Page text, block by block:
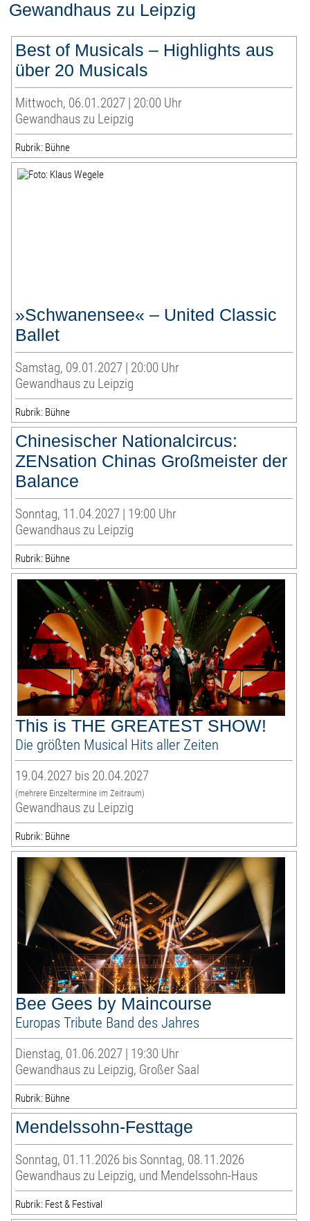
Gewandhaus zu Leipzig
Best of Musicals – Highlights aus
über 20 Musicals
Mittwoch, 06.01.2027 | 20:00 Uhr
Gewandhaus zu Leipzig
Rubrik: Bühne
»Schwanensee« – United Classic
Ballet
Samstag, 09.01.2027 | 20:00 Uhr
Gewandhaus zu Leipzig
Rubrik: Bühne
Chinesischer Nationalcircus:
ZENsation Chinas Großmeister der
Balance
Sonntag, 11.04.2027 | 19:00 Uhr
Gewandhaus zu Leipzig
Rubrik: Bühne
This is THE GREATEST SHOW!
Die größten Musical Hits aller Zeiten
19.04.2027 bis 20.04.2027
(mehrere Einzeltermine im Zeitraum)
Gewandhaus zu Leipzig
Rubrik: Bühne
Bee Gees by Maincourse
Europas Tribute Band des Jahres
Dienstag, 01.06.2027 | 19:30 Uhr
Gewandhaus zu Leipzig, Großer Saal
Rubrik: Bühne
Mendelssohn-Festtage
Sonntag, 01.11.2026 bis Sonntag, 08.11.2026
Gewandhaus zu Leipzig, und Mendelssohn-Haus
Rubrik: Fest & Festival